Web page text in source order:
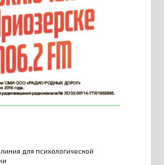
для психологической